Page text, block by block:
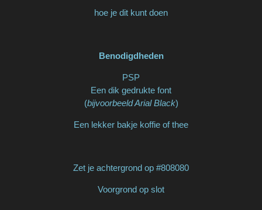
hoe je dit kunt doen
Benodigdheden
PSP
Een dik gedrukte font
(bijvoorbeeld Arial Black)
Een lekker bakje koffie of thee
Zet je achtergrond op #808080
Voorgrond op slot